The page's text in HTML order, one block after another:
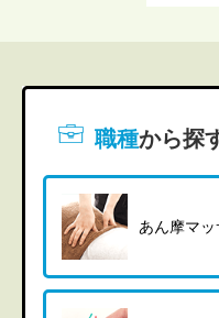
職種から探
あん摩マッ